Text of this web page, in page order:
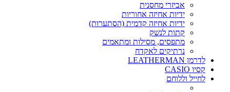
אביזרי מחסנית
ידיות אחיזה אחוריות
ידיות אחיזה קדמית (הסתערות)
קתות לנשק
מתפסים, מסילות ומתאמים
נרתיקים לאקדח
לדרמן LEATHERMAN
קסיו CASIO
לחייל וללוחם